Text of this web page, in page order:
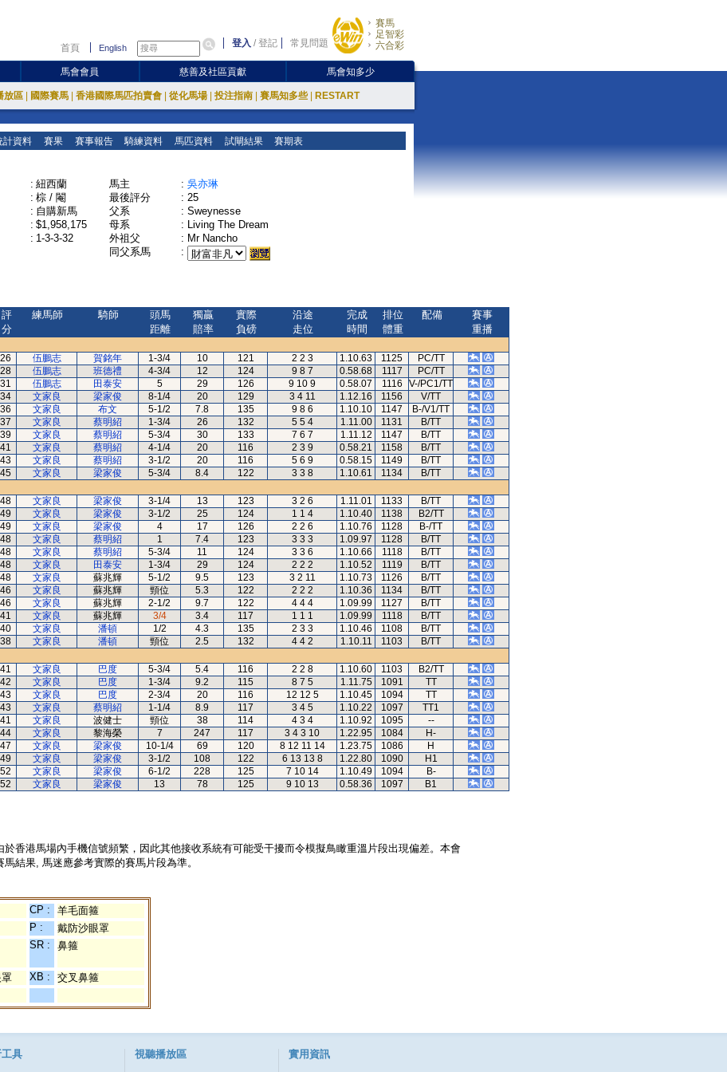
首頁 English 登入 /登記 常見問題
賽馬
足智彩
六合彩
馬會會員 慈善及社區貢獻 馬會知多少
放區 國際賽馬 香港國際馬匹拍賣會 從化馬場 投注指南 賽馬知多些 RESTART
計資料 賽果 賽事報告 騎練資料 馬匹資料 試閘結果 賽期表
: 紐西蘭
: 棕 / 閹
: 自購新馬
: $1,958,175
: 1-3-3-32
馬主 : 吳亦琳
最後評分
: 25
父系
: Sweynesse
母系
: Living The Dream
外祖父
: Mr Nancho
同父系馬
:
評
分
練馬師 騎師
頭馬
距離
獨贏
賠率
實際
負磅
沿途
走位
完成
時間
排位
體重
配備
賽事
重播
26 伍鵬志 賀銘年 1-3/4 10 121 2 2 3 1.10.63 1125
PC/TT
28 伍鵬志 班德禮 4-3/4 12 124 9 8 7 0.58.68 1117
PC/TT
31 伍鵬志 田泰安 5 29 126 9 10 9 0.58.07 1116
V-/PC1/TT
34 文家良 梁家俊 8-1/4 20 129 3 4 11 1.12.16 1156
V/TT
36 文家良 布文 5-1/2 7.8 135 9 8 6 1.10.10 1147
B-/V1/TT
37 文家良 蔡明紹 1-3/4 26 132 5 5 4 1.11.00 1131
B/TT
39 文家良 蔡明紹 5-3/4 30 133 7 6 7 1.11.12 1147
B/TT
41 文家良 蔡明紹 4-1/4 20 116 2 3 9 0.58.21 1158
B/TT
43 文家良 蔡明紹 3-1/2 20 116 5 6 9 0.58.15 1149
B/TT
45 文家良 梁家俊 5-3/4 8.4 122 3 3 8 1.10.61 1134
B/TT
48 文家良 梁家俊 3-1/4 13 123 3 2 6 1.11.01 1133
B/TT
49 文家良 梁家俊 3-1/2 25 124 1 1 4 1.10.40 1138
B2/TT
49 文家良 梁家俊 4 17 126 2 2 6 1.10.76 1128
B-/TT
48 文家良 蔡明紹 1 7.4 123 3 3 3 1.09.97 1128
B/TT
48 文家良 蔡明紹 5-3/4 11 124 3 3 6 1.10.66 1118
B/TT
48 文家良 田泰安 1-3/4 29 124 2 2 2 1.10.52 1119
B/TT
48 文家良 蘇兆輝 5-1/2 9.5 123 3 2 11 1.10.73 1126
B/TT
46 文家良 蘇兆輝 頸位 5.3 122 2 2 2 1.10.36 1134
B/TT
46 文家良 蘇兆輝 2-1/2 9.7 122 4 4 4 1.09.99 1127
B/TT
41 文家良 蘇兆輝 3/4 3.4 117 1 1 1 1.09.99 1118
B/TT
40 文家良 潘頓 1/2 4.3 135 2 3 3 1.10.46 1108
B/TT
38 文家良 潘頓 頸位 2.5 132 4 4 2 1.10.11 1103
B/TT
41 文家良 巴度 5-3/4 5.4 116 2 2 8 1.10.60 1103
B2/TT
42 文家良 巴度 1-3/4 9.2 115 8 7 5 1.11.75 1091
TT
43 文家良 巴度 2-3/4 20 116 12 12 5 1.10.45 1094
TT
43 文家良 蔡明紹 1-1/4 8.9 117 3 4 5 1.10.22 1097
TT1
41 文家良 波健士 頸位 38 114 4 3 4 1.10.92 1095
--
44 文家良 黎海榮 7 247 117 3 4 3 10 1.22.95 1084
H-
47 文家良 梁家俊 10-1/4 69 120 8 12 11 14 1.23.75 1086
H
49 文家良 梁家俊 3-1/2 108 122 6 13 13 8 1.22.80 1090
H1
52 文家良 梁家俊 6-1/2 228 125 7 10 14 1.10.49 1094
B-
52 文家良 梁家俊 13 78 125 9 10 13 0.58.36 1097 B1
香港馬場內手機信號頻繁，因此其他接收系統有可能受干擾而令模擬鳥瞰重溫片段出現偏差。本會
結果, 馬迷應參考實際的賽馬片段為準。
CP :
羊毛面箍
P :
戴防沙眼罩
SR : 鼻箍
XB :
交叉鼻箍
具 視聽播放區 實用資訊